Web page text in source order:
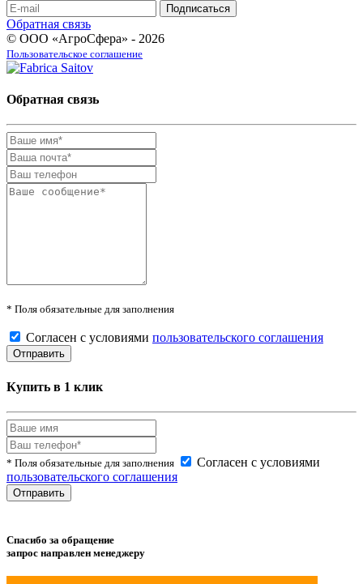
Обратная связь
© ООО «АгроСфера» - 2026
Пользовательское соглашение
Обратная связь
* Поля обязательные для заполнения
Согласен с условиями пользовательского соглашения
Купить в 1 клик
* Поля обязательные для заполнения
Согласен с условиями
пользовательского соглашения
Спасибо за обращение
запрос направлен менеджеру